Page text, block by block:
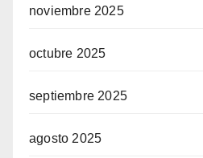
noviembre 2025
octubre 2025
septiembre 2025
agosto 2025